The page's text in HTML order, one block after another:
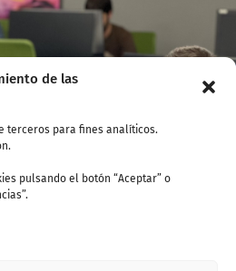
de las
terceros para fines analíticos.
pulsando el botón “Aceptar” o